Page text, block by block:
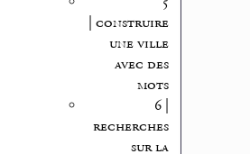
| construire
une ville
avec des
mots
6 |
recherches
sur la